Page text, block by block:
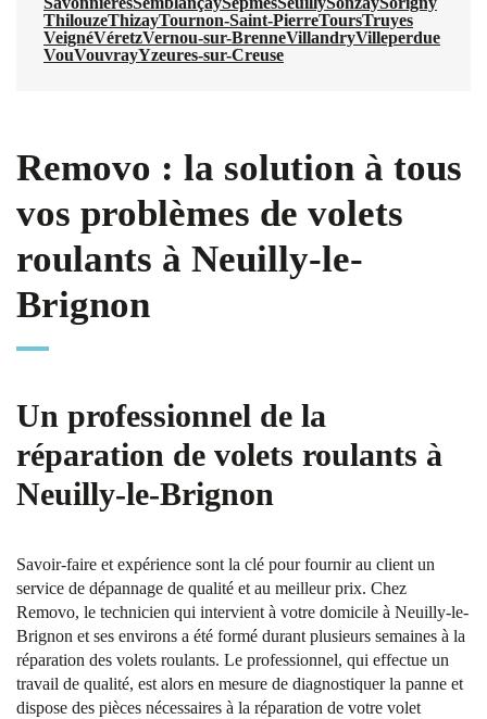
ThilouzeThizayTournon-Saint-PierreToursTruyes
VeignéVéretzVernou-sur-BrenneVillandryVilleperdue
VouVouvrayYzeures-sur-Creuse
Removo : la solution à tous
vos problèmes de volets
roulants à Neuilly-le-
Brignon
Un professionnel de la
réparation de volets roulants à
Neuilly-le-Brignon
Savoir-faire et expérience sont la clé pour fournir au client un
service de dépannage de qualité et au meilleur prix. Chez
Removo, le technicien qui intervient à votre domicile à Neuilly-le-
Brignon et ses environs a été formé durant plusieurs semaines à la
réparation des volets roulants. Le professionnel, qui effectue un
travail de qualité, est alors en mesure de diagnostiquer la panne et
dispose des pièces nécessaires à la réparation de votre volet